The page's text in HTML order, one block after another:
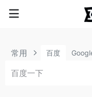
常用 百度